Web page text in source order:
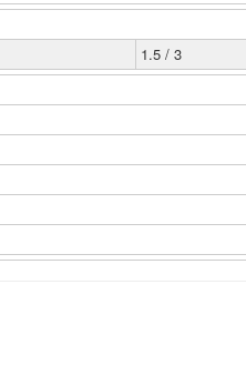
1.5 / 3